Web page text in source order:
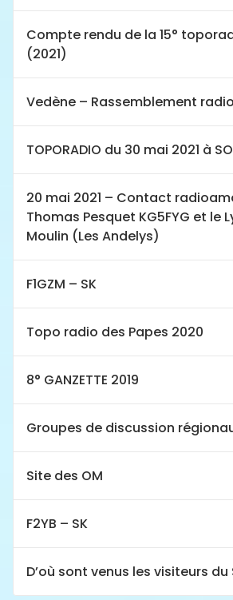
Compte rendu de la 15°
(2021)
Vedène – Rassemblement
TOPORADIO du 30 mai 2021 à
20 mai 2021 – Contact
Thomas Pesquet KG5FYG et le
Moulin (Les Andelys)
F1GZM – SK
Topo radio des Papes 2020
8° GANZETTE 2019
Groupes de discussion
Site des OM
F2YB – SK
D’où sont venus les visiteurs du